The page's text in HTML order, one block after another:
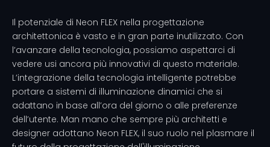
Il potenziale di Neon FLEX nella progettazione
architettonica è vasto e in gran parte inutilizzato. Con
l’avanzare della tecnologia, possiamo aspettarci di
vedere usi ancora più innovativi di questo materiale.
L’integrazione della tecnologia intelligente potrebbe
portare a sistemi di illuminazione dinamici che si
adattano in base all’ora del giorno o alle preferenze
dell’utente. Man mano che sempre più architetti e
designer adottano Neon FLEX, il suo ruolo nel plasmare il